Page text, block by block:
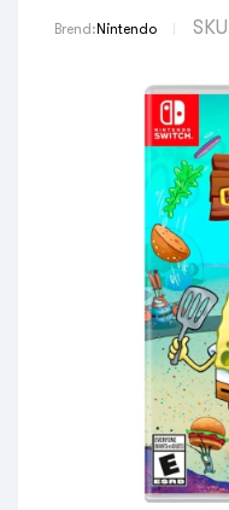
Brend: Nintendo